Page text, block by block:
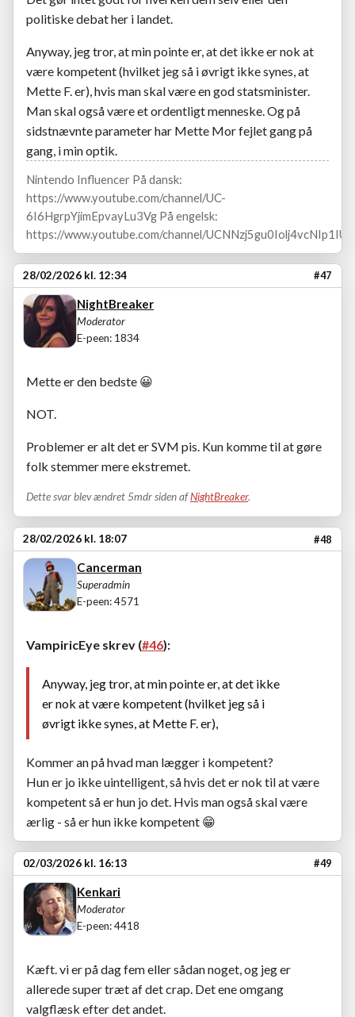
politiske debat her i landet.
Anyway, jeg tror, at min pointe er, at det ikke er nok at
være kompetent (hvilket jeg så i øvrigt ikke synes, at
Mette F. er), hvis man skal være en god statsminister.
Man skal også være et ordentligt menneske. Og på
sidstnævnte parameter har Mette Mor fejlet gang på
gang, i min optik.
Nintendo Influencer På dansk:
https://www.youtube.com/channel/UC-
6I6HgrpYjimEpvayLu3Vg På engelsk:
https://www.youtube.com/channel/UCNNzj5gu0Iolj4vcNIp1IUA
28/02/2026 kl. 12:34 #47
NightBreaker
Moderator
E-peen: 1834
Mette er den bedste 😀
NOT.
Problemer er alt det er SVM pis. Kun komme til at gøre
folk stemmer mere ekstremet.
Dette svar blev ændret 5mdr siden afNightBreaker.
28/02/2026 kl. 18:07 #48
Cancerman
Superadmin
E-peen: 4571
VampiricEye skrev (#46):
Anyway, jeg tror, at min pointe er, at det ikke
er nok at være kompetent (hvilket jeg så i
øvrigt ikke synes, at Mette F. er),
Kommer an på hvad man lægger i kompetent?
Hun er jo ikke uintelligent, så hvis det er nok til at være
kompetent så er hun jo det. Hvis man også skal være
ærlig - så er hun ikke kompetent 😁
02/03/2026 kl. 16:13 #49
Kenkari
Moderator
E-peen: 4418
Kæft. vi er på dag fem eller sådan noget, og jeg er
allerede super træt af det crap. Det ene omgang
valgflæsk efter det andet.